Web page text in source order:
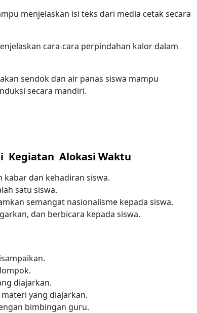
menjelaskan isi teks dari media cetak secara
cara-cara perpindahan kalor dalam
sendok dan air panas siswa mampu
secara mandiri.
Kegiatan Alokasi Waktu
kabar dan kehadiran siswa.
satu siswa.
semangat nasionalisme kepada siswa.
dan berbicara kepada siswa.
diajarkan.
yang diajarkan.
bimbingan guru.